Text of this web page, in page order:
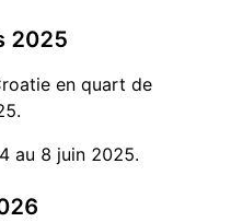
2025
en quart de
au 8 juin 2025.